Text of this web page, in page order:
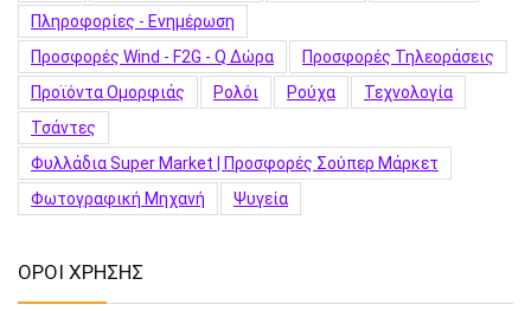
Πληροφορίες - Ενημέρωση
Προσφορές Wind - F2G - Q Δώρα
Προσφορές Τηλεοράσεις
Προϊόντα Ομορφιάς
Ρολόι Ρούχα
Τεχνολογία
Τσάντες
Φυλλάδια Super Market | Προσφορές Σούπερ Μάρκετ
Φωτογραφική Μηχανή
Ψυγεία
ΟΡΟΙ ΧΡΗΣΗΣ